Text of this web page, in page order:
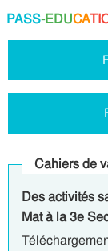
PASS-EDUCA
Cahiers de
Des activités
Mat à la 3e